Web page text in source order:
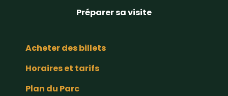
Préparer sa visite
Acheter des billets
Horaires et tarifs
Plan du Parc